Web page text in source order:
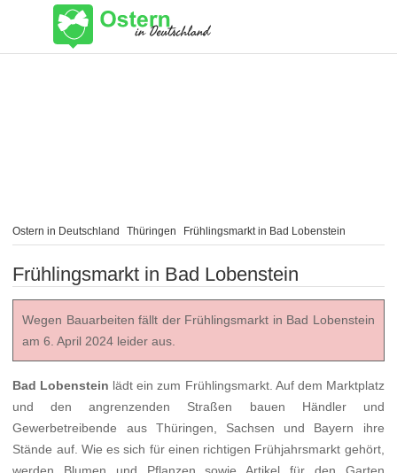
Ostern in Deutschland Thüringen Frühlingsmarkt in Bad Lobenstein
Frühlingsmarkt in Bad Lobenstein
Wegen Bauarbeiten fällt der Frühlingsmarkt in Bad Lobenstein
am 6. April 2024 leider aus.
Bad Lobenstein lädt ein zum Frühlingsmarkt. Auf dem Marktplatz
und den angrenzenden Straßen bauen Händler und
Gewerbetreibende aus Thüringen, Sachsen und Bayern ihre
Stände auf. Wie es sich für einen richtigen Frühjahrsmarkt gehört,
werden Blumen und Pflanzen sowie Artikel für den Garten